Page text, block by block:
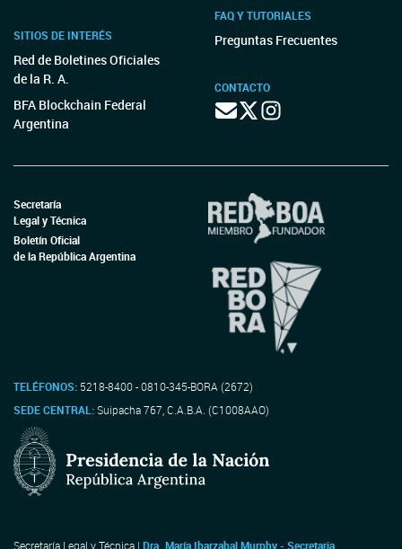
SITIOS DE INTERÉS
Red de Boletines Oficiales
de la R. A.
BFA Blockchain Federal
Argentina
FAQ Y TUTORIALES
Preguntas Frecuentes
CONTACTO
Secretaría
Legal y Técnica
Boletín Oficial
de la República Argentina
TELÉFONOS: 5218-8400 - 0810-345-BORA (2672)
SEDE CENTRAL:Suipacha 767, C.A.B.A. (C1008AAO)
Secretaría Legal y Técnica | Dra. María Ibarzabal Murphy - Secretaria